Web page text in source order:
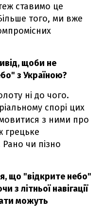
ставимо це
того, ми вже
щоби не
з Україною?
ні до чого.
спорі цих
з ними про
грецьке
чи пізно
що "відкрите небо"
з літньої навігації
можуть